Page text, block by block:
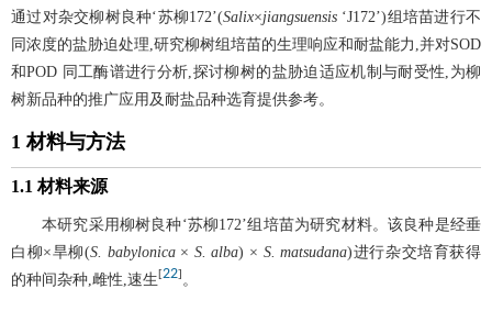
通过对杂交柳树良种‘苏柳172’(Salix×jiangsuensis ‘J172’)组培苗进行不
同浓度的盐胁迫处理,研究柳树组培苗的生理响应和耐盐能力,并对SOD
和POD 同工酶谱进行分析,探讨柳树的盐胁迫适应机制与耐受性,为柳
树新品种的推广应用及耐盐品种选育提供参考。
1 材料与方法
1.1 材料来源
本研究采用柳树良种‘苏柳172’组培苗为研究材料。该良种是经垂
白柳×旱柳(S. babylonica× S. alba) × S. matsudana)进行杂交培育获得
的种间杂种,雌性,速生[22] 。